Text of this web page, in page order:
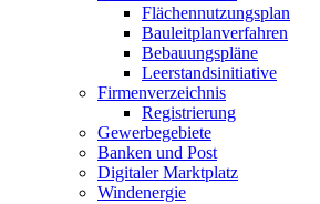
Flächennutzungsplan
Bauleitplanverfahren
Bebauungspläne
Leerstandsinitiative
Firmenverzeichnis
Registrierung
Gewerbegebiete
Banken und Post
Digitaler Marktplatz
Windenergie